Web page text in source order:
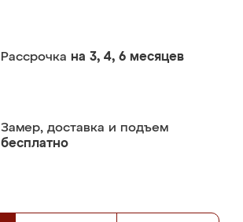
Рассрочка на 3, 4, 6 месяцев
Замер, доставка и подъем
бесплатно